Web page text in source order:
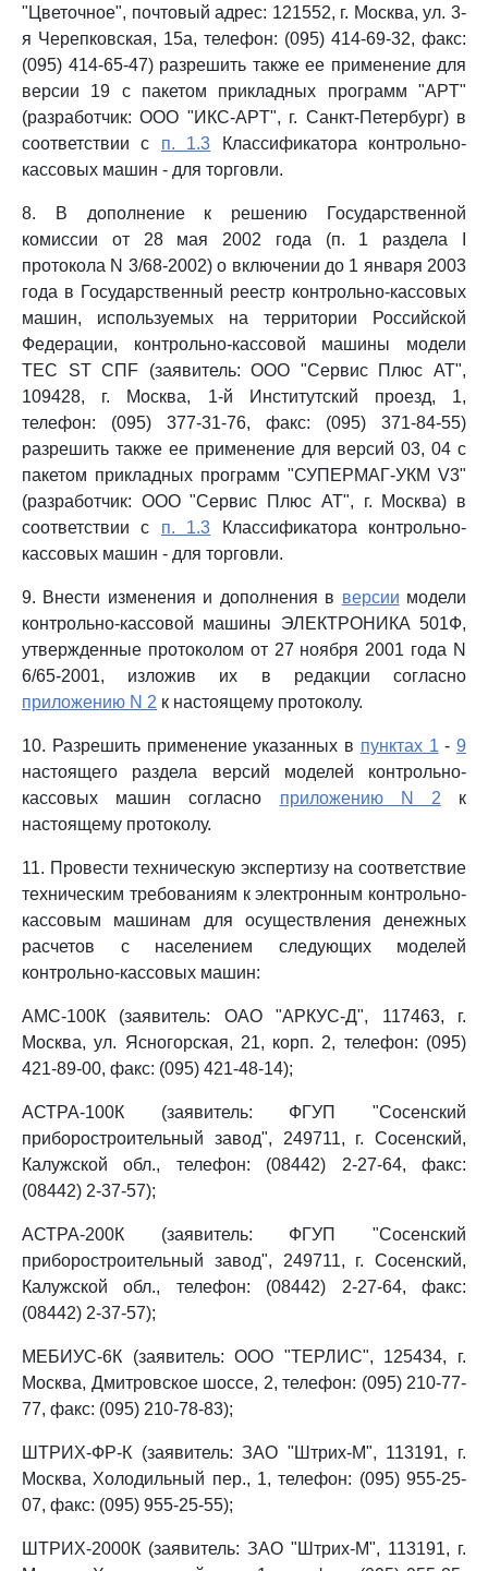
"Цветочное", почтовый адрес: 121552, г. Москва, ул. 3-
я Черепковская, 15а, телефон: (095) 414-69-32, факс:
(095) 414-65-47) разрешить также ее применение для
версии 19 с пакетом прикладных программ "APT"
(разработчик: ООО "ИКС-APT", г. Санкт-Петербург) в
соответствии с п. 1.3 Классификатора контрольно-
кассовых машин - для торговли.
8. В дополнение к решению Государственной
комиссии от 28 мая 2002 года (п. 1 раздела I
протокола N 3/68-2002) о включении до 1 января 2003
года в Государственный реестр контрольно-кассовых
машин, используемых на территории Российской
Федерации, контрольно-кассовой машины модели
TEC ST СПF (заявитель: ООО "Сервис Плюс AT",
109428, г. Москва, 1-й Институтский проезд, 1,
телефон: (095) 377-31-76, факс: (095) 371-84-55)
разрешить также ее применение для версий 03, 04 с
пакетом прикладных программ "СУПЕРМАГ-УКМ V3"
(разработчик: ООО "Сервис Плюс AT", г. Москва) в
соответствии с п. 1.3 Классификатора контрольно-
кассовых машин - для торговли.
9. Внести изменения и дополнения в версии модели
контрольно-кассовой машины ЭЛЕКТРОНИКА 501Ф,
утвержденные протоколом от 27 ноября 2001 года N
6/65-2001, изложив их в редакции согласно
приложению N 2 к настоящему протоколу.
10. Разрешить применение указанных в пунктах 1 - 9
настоящего раздела версий моделей контрольно-
кассовых машин согласно приложению N 2 к
настоящему протоколу.
11. Провести техническую экспертизу на соответствие
техническим требованиям к электронным контрольно-
кассовым машинам для осуществления денежных
расчетов с населением следующих моделей
контрольно-кассовых машин:
АМС-100К (заявитель: ОАО "АРКУС-Д", 117463, г.
Москва, ул. Ясногорская, 21, корп. 2, телефон: (095)
421-89-00, факс: (095) 421-48-14);
АСТРА-100К (заявитель: ФГУП "Сосенский
приборостроительный завод", 249711, г. Сосенский,
Калужской обл., телефон: (08442) 2-27-64, факс:
(08442) 2-37-57);
АСТРА-200К (заявитель: ФГУП "Сосенский
приборостроительный завод", 249711, г. Сосенский,
Калужской обл., телефон: (08442) 2-27-64, факс:
(08442) 2-37-57);
МЕБИУС-6К (заявитель: ООО "ТЕРЛИС", 125434, г.
Москва, Дмитровское шоссе, 2, телефон: (095) 210-77-
77, факс: (095) 210-78-83);
ШТРИХ-ФР-К (заявитель: ЗАО "Штрих-М", 113191, г.
Москва, Холодильный пер., 1, телефон: (095) 955-25-
07, факс: (095) 955-25-55);
ШТРИХ-2000К (заявитель: ЗАО "Штрих-М", 113191, г.